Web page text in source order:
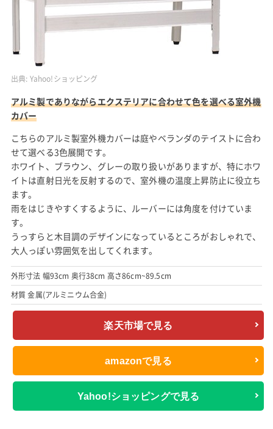
出典: Yahoo!ショッピング
アルミ製でありながらエクステリアに合わせて色を選べる室外機
カバー
こちらのアルミ製室外機カバーは庭やベランダのテイストに合わ
せて選べる3色展開です。
ホワイト、ブラウン、グレーの取り扱いがありますが、特にホワ
イトは直射日光を反射するので、室外機の温度上昇防止に役立ち
ます。
雨をはじきやすくするように、ルーバーには角度を付けていま
す。
うっすらと木目調のデザインになっているところがおしゃれで、
大人っぽい雰囲気を出してくれます。
外形寸法 幅93cm 奥行38cm 高さ86cm~89.5cm
材質 金属(アルミニウム合金)
楽天市場で見る
amazonで見る
Yahoo!ショッピングで見る